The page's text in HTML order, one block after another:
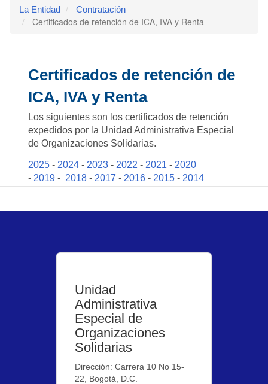
La Entidad Contratación
Certificados de retención de ICA, IVA y Renta
Certificados de retención de
ICA, IVA y Renta
Los siguientes son los certificados de retención
expedidos por la Unidad Administrativa Especial
de Organizaciones Solidarias.
2025 - 2024 - 2023 - 2022 - 2021 - 2020
- 2019 - 2018 - 2017 - 2016 - 2015 - 2014
Unidad
Administrativa
Especial de
Organizaciones
Solidarias
Dirección: Carrera 10 No 15-
22, Bogotá, D.C.